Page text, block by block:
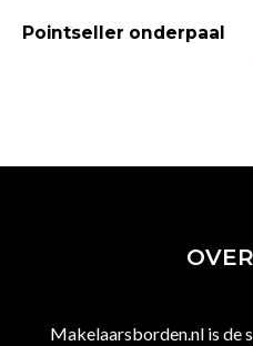
Pointseller onderpaal
Makelaarsborden.nl is de